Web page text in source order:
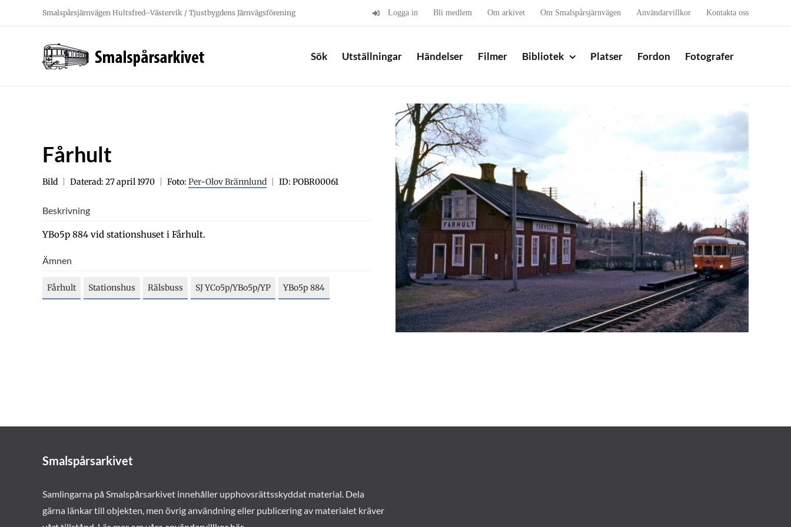
Smalspårsjärnvägen Hultsfred–Västervik / Tjustbygdens Järnvägsförening Logga in Bli medlem Om arkivet Om Smalspårsjärnvägen Användarvillkor Kontakta oss
Sök Utställningar Händelser Filmer Bibliotek Platser Fordon Fotografer
Fårhult
Bild Daterad: 27 april 1970 Foto: Per-Olov Brännlund ID: POBR00061
Beskrivning
YBo5p 884 vid stationshuset i Fårhult.
Ämnen
Fårhult Stationshus Rälsbuss SJ YCo5p/YBo5p/YP YBo5p 884
Smalspårsarkivet
Samlingarna på Smalspårsarkivet innehåller upphovsrättsskyddat material. Dela
gärna länkar till objekten, men övrig användning eller publicering av materialet kräver